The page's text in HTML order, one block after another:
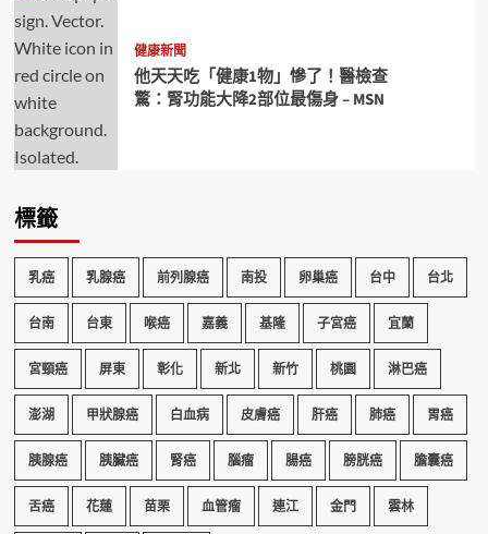
健康新聞
他天天吃「健康1物」慘了！醫檢查
驚：腎功能大降2部位最傷身 – MSN
標籤
乳癌 乳腺癌 前列腺癌 南投 卵巢癌 台中 台北
台南 台東 喉癌 嘉義 基隆 子宮癌 宜蘭
宮頸癌 屏東 彰化 新北 新竹 桃園 淋巴癌
澎湖 甲狀腺癌 白血病 皮膚癌 肝癌 肺癌 胃癌
胰腺癌 胰臟癌 腎癌 腦瘤 腸癌 膀胱癌 膽囊癌
舌癌 花蓮 苗栗 血管瘤 連江 金門 雲林